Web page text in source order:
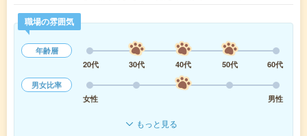
職場の雰囲気
年齢層
20代
30代 40代 50代
60代
男女比率
女性
男性
もっと見る